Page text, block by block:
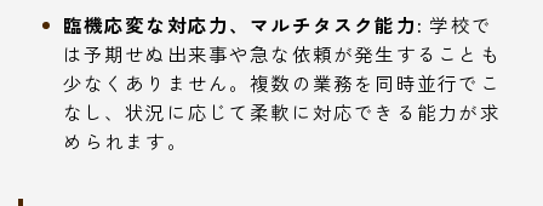
臨機応変な対応力、マルチタスク能力: 学校で
は予期せぬ出来事や急な依頼が発生することも
少なくありません。複数の業務を同時並行でこ
なし、状況に応じて柔軟に対応できる能力が求
められます。